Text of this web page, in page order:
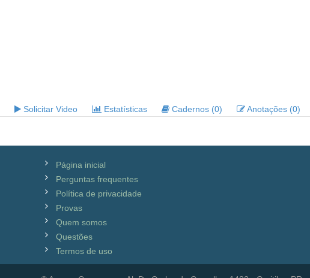
Solicitar Video Estatísticas Cadernos (0) Anotações (0)
Página inicial
Perguntas frequentes
Política de privacidade
Provas
Quem somos
Questões
Termos de uso